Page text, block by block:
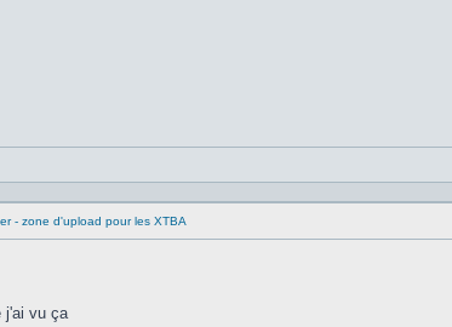
- zone d'upload pour les XTBA
j'ai vu ça